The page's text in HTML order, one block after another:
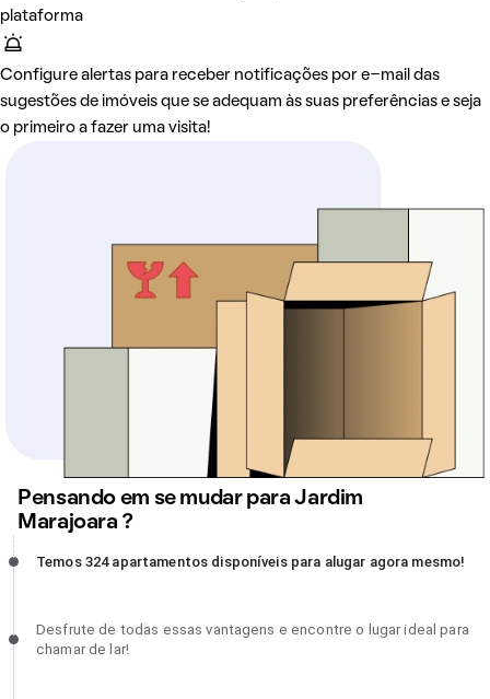
plataforma
Configure alertas para receber notificações por e-mail das
sugestões de imóveis que se adequam às suas preferências e seja
o primeiro a fazer uma visita!
Pensando em se mudar para Jardim
Marajoara ?
Temos 324 apartamentos disponíveis para alugar agora mesmo!,
Temos 324 apartamentos disponíveis para alugar agora mesmo!
Desfrute de todas essas vantagens e encontre o lugar ideal para
chamar de lar!, incompleto
Desfrute de todas essas vantagens e encontre o lugar ideal para
chamar de lar!